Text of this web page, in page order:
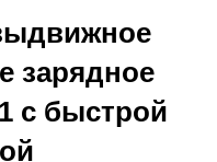
зарядное
с быстрой